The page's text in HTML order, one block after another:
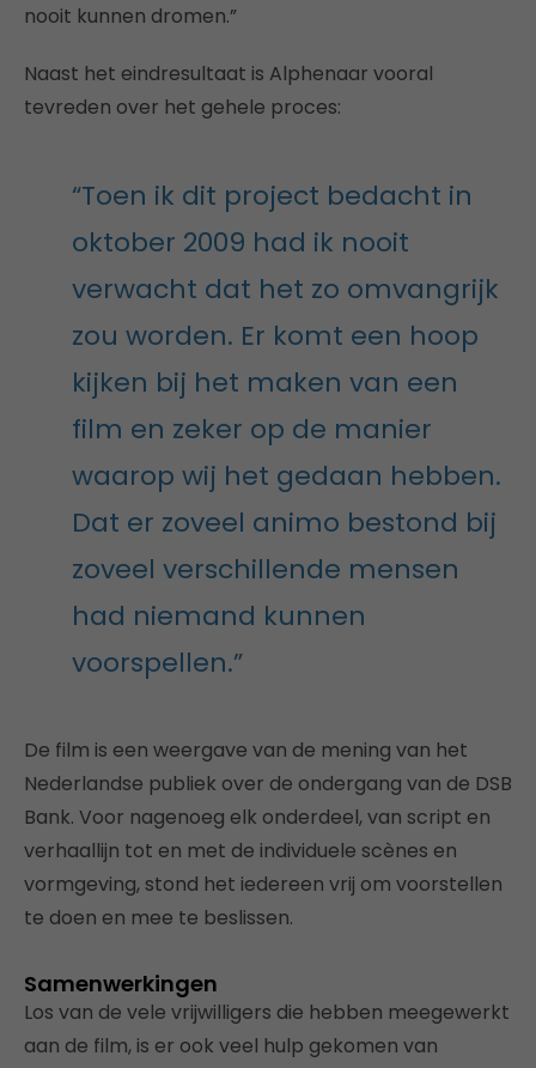
nooit kunnen dromen.”
Naast het eindresultaat is Alphenaar vooral
tevreden over het gehele proces:
“Toen ik dit project bedacht in
oktober 2009 had ik nooit
verwacht dat het zo omvangrijk
zou worden. Er komt een hoop
kijken bij het maken van een
film en zeker op de manier
waarop wij het gedaan hebben.
Dat er zoveel animo bestond bij
zoveel verschillende mensen
had niemand kunnen
voorspellen.”
De film is een weergave van de mening van het
Nederlandse publiek over de ondergang van de DSB
Bank. Voor nagenoeg elk onderdeel, van script en
verhaallijn tot en met de individuele scènes en
vormgeving, stond het iedereen vrij om voorstellen
te doen en mee te beslissen.
Samenwerkingen
Los van de vele vrijwilligers die hebben meegewerkt
aan de film, is er ook veel hulp gekomen van